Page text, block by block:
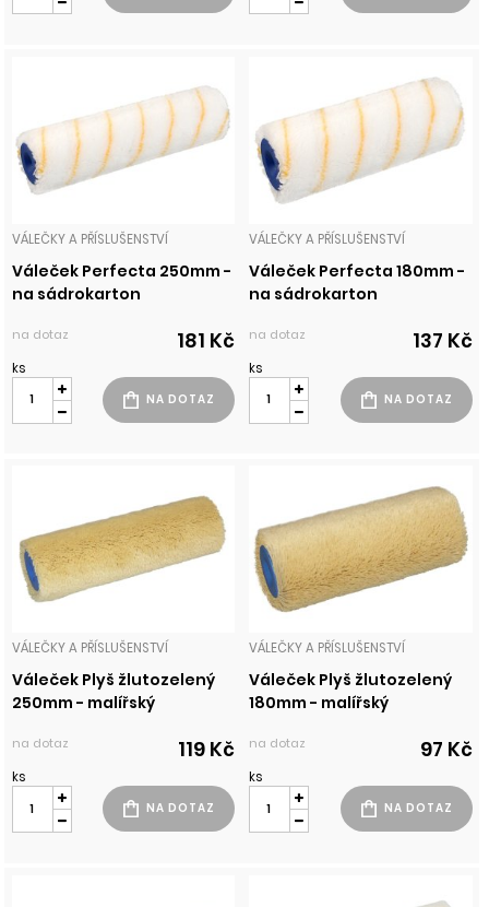
VÁLEČKY A PŘÍSLUŠENSTVÍ
Váleček Perfecta 250mm -
na sádrokarton
na dotaz 181 Kč
ks
VÁLEČKY A PŘÍSLUŠENSTVÍ
Váleček Perfecta 180mm -
na sádrokarton
na dotaz 137 Kč
ks
VÁLEČKY A PŘÍSLUŠENSTVÍ
Váleček Plyš žlutozelený
250mm - malířský
na dotaz 119 Kč
ks
VÁLEČKY A PŘÍSLUŠENSTVÍ
Váleček Plyš žlutozelený
180mm - malířský
na dotaz 97 Kč
ks